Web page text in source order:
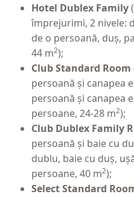
Hotel Dublex Family
împrejurimi, 2 nivele:
de o persoană, duș,
44 m2);
Club Standard Room
persoană și canapea
persoană și canapea
persoane, 24-28 m2);
Club Dublex Family
persoană și baie cu
dublu, baie cu duș,
persoane, 40 m2);
Select Standard